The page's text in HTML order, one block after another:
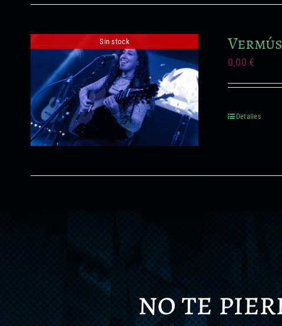
Sin stock
0,00 €
Detalles
no te